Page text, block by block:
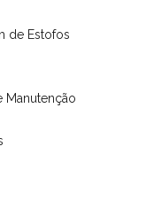
de Estofos
Manutenção